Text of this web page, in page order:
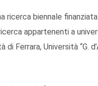
ricerca biennale
appartenenti a
di Ferrara, Università “G.